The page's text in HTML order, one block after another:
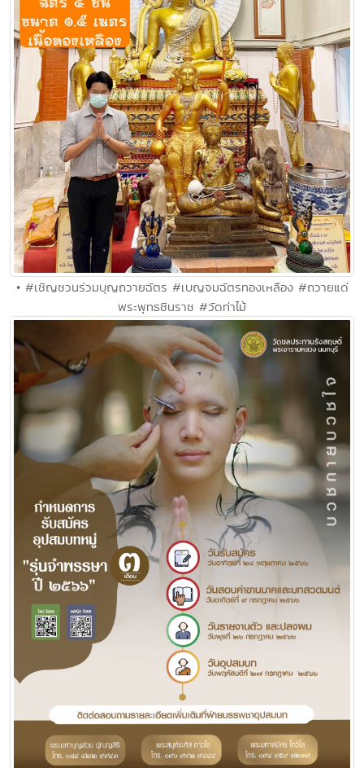
• #เชิญชวนร่วมบุญถวายฉัตร #เบญจมฉัตรทองเหลือง #ถวายแด่
พระพุทธชินราช #วัดท่าไม้